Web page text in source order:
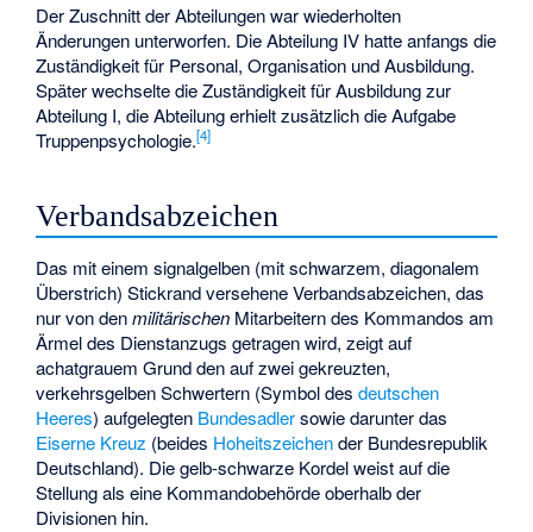
Der Zuschnitt der Abteilungen war wiederholten
Änderungen unterworfen. Die Abteilung IV hatte anfangs die
Zuständigkeit für Personal, Organisation und Ausbildung.
Später wechselte die Zuständigkeit für Ausbildung zur
Abteilung I, die Abteilung erhielt zusätzlich die Aufgabe
Truppenpsychologie.[4]
Verbandsabzeichen
Das mit einem signalgelben (mit schwarzem, diagonalem
Überstrich) Stickrand versehene Verbandsabzeichen, das
nur von denmilitärischen Mitarbeitern des Kommandos am
Ärmel des Dienstanzugs getragen wird, zeigt auf
achatgrauem Grund den auf zwei gekreuzten,
verkehrsgelben Schwertern (Symbol desdeutschen
Heeres) aufgelegten Bundesadlersowie darunter das
Eiserne Kreuz (beides Hoheitszeichender Bundesrepublik
Deutschland). Die gelb-schwarze Kordel weist auf die
Stellung als eine Kommandobehörde oberhalb der
Divisionen hin.